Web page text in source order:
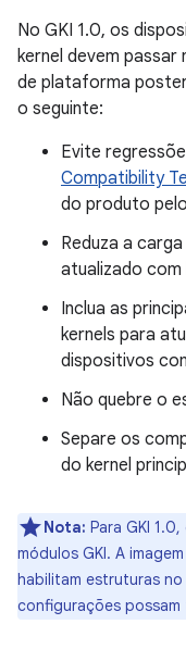
No GKI 1.0, os
kernel devem passar
de plataforma
o seguinte:
Evite
Compatibility
do produto
Reduza a
atualizado com
Inclua as
kernels para
dispositivos
Não quebre o
Separe os
do kernel
Nota: Para GKI
módulos GKI. A
habilitam estruturas no
configurações